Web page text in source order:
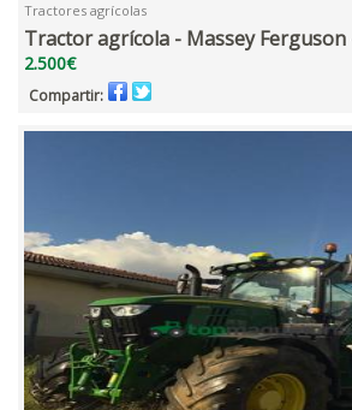
Tractores agrícolas
Tractor agrícola - Massey Ferguson
2.500€
Compartir: